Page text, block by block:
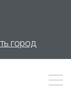
город